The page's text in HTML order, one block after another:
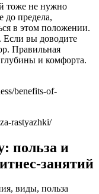
тоже не нужно
до предела,
в этом положении.
Если вы доводите
Правильная
и комфорта.
benefits-of-
rastyazhki/
польза и
занятий